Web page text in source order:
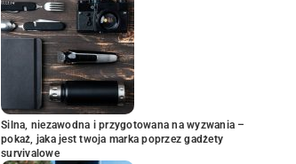
Silna, niezawodna i przygotowana na wyzwania –
pokaż, jaka jest twoja marka poprzez gadżety
survivalowe